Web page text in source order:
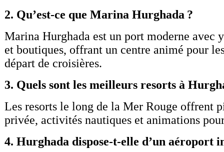
2. Qu’est-ce que Marina Hurghada ?
Marina Hurghada est un port moderne avec
et boutiques, offrant un centre animé pour
départ de croisières.
3. Quels sont les meilleurs resorts à
Les resorts le long de la Mer Rouge offrent
privée, activités nautiques et animations
4. Hurghada dispose-t-elle d’un aéroport